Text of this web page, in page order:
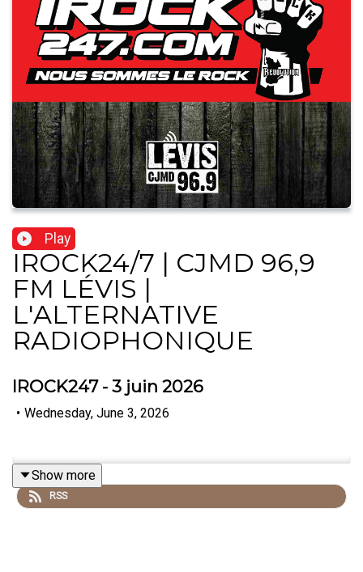
Play
IROCK24/7 | CJMD 96,9
FM LÉVIS |
L'ALTERNATIVE
RADIOPHONIQUE
IROCK247 - 3 juin 2026
• Wednesday, June 3, 2026
Show more
RSS